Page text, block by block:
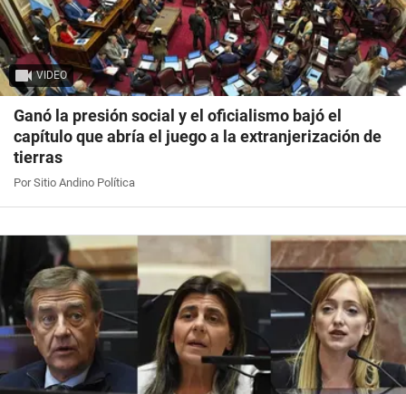
VIDEO
Ganó la presión social y el oficialismo bajó el
capítulo que abría el juego a la extranjerización de
tierras
Por Sitio Andino Política